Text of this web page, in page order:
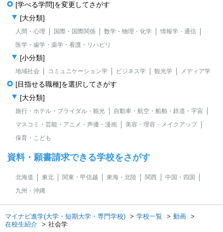
[学べる学問]を変更してさがす
[大分類]
人間・心理 国際・国際関係 数学・物理・化学
情報学・通信
医学・歯学・薬学・看護・リハビリ
[小分類]
地域社会 コミュニケーション学 ビジネス学 観光学 メディア学
[目指せる職種]を選択してさがす
[大分類]
旅行・ホテル・ブライダル・観光
自動車・航空・船舶・鉄道・宇宙
マスコミ・芸能・アニメ・声優・漫画
美容・理容・メイクアップ
保育・こども
資料・願書請求できる学校をさがす
北海道 東北 関東・甲信越 東海・北陸 関西
中国・四国
九州・沖縄
マイナビ進学(大学・短期大学・専門学校) 学校一覧
動画
在校生紹介
社会学